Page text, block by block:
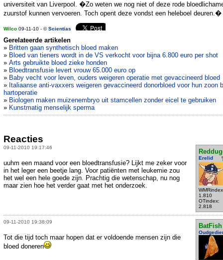
universiteit van Liverpool. �Zo weten we nog niet of deze rode
zuurstof kunnen vervoeren. Toch opent deze vondst een heleboel deuren.�
Wilco 09-11-10 - ©Scientias
Gerelateerde artikelen
» Britten gaan synthetisch bloed maken
» Bloed van tieners wordt in de VS verkocht voor bijna 6.800 euro per shot
» Arts gebruikte bloed zieke honden
» Bloedtransfusie levert vrouw 65.000 euro op
» Baby vecht voor leven, ouders weigeren operatie met gevaccineerd bloed
» Italiaanse anti-vaxxers weigeren gevaccineerd donorbloed voor hun zoon
hartoperatie
» Biologen maken muizenembryo uit stamcellen zonder eicel te gebruiken
» Kunstmatig menselijk sperma
Reacties
09-11-2010 19:17:46
Erelid
1.810
OTindex:
2.818
uuhm een maand voor een bloedtransfusie? Lijkt me zeker voor
in het leger een beetje lang. Voor patiënten met leukemie zou
het wel een hele goede zijn. Prachtig die wetenschap, nu nog
maar zien hoe het verder gaat met het onderzoek.
09-11-2010 19:38:09
BatFish
Tot die tijd toch maar hopen dat er voldoende mensen zijn die
bloed doneren